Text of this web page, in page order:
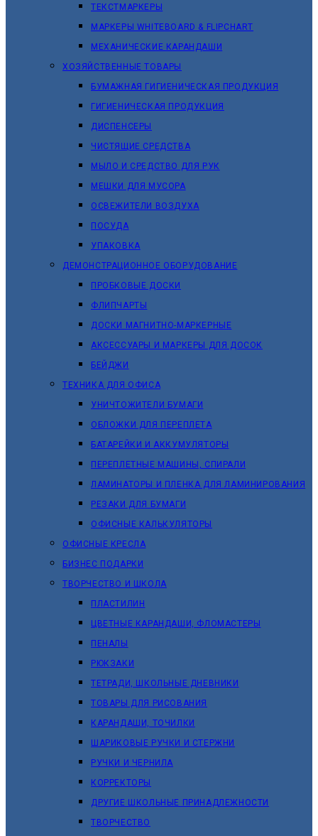
ТЕКСТМАРКЕРЫ
МАРКЕРЫ WHITEBOARD & FLIPCHART
МЕХАНИЧЕСКИЕ КАРАНДАШИ
ХОЗЯЙСТВЕННЫЕ ТОВАРЫ
БУМАЖНАЯ ГИГИЕНИЧЕСКАЯ ПРОДУКЦИЯ
ГИГИЕНИЧЕСКАЯ ПРОДУКЦИЯ
ДИСПЕНСЕРЫ
ЧИСТЯЩИЕ СРЕДСТВА
МЫЛО И СРЕДСТВО ДЛЯ РУК
МЕШКИ ДЛЯ МУСОРА
ОСВЕЖИТЕЛИ ВОЗДУХА
ПОСУДА
УПАКОВКА
ДЕМОНСТРАЦИОННОЕ ОБОРУДОВАНИЕ
ПРОБКОВЫЕ ДОСКИ
ФЛИПЧАРТЫ
ДОСКИ МАГНИТНО-МАРКЕРНЫЕ
АКСЕССУАРЫ И МАРКЕРЫ ДЛЯ ДОСОК
БЕЙДЖИ
ТЕХНИКА ДЛЯ ОФИСА
УНИЧТОЖИТЕЛИ БУМАГИ
ОБЛОЖКИ ДЛЯ ПЕРЕПЛЕТА
БАТАРЕЙКИ И АККУМУЛЯТОРЫ
ПЕРЕПЛЕТНЫЕ МАШИНЫ, СПИРАЛИ
ЛАМИНАТОРЫ И ПЛЕНКА ДЛЯ ЛАМИНИРОВАНИЯ
РЕЗАКИ ДЛЯ БУМАГИ
ОФИСНЫЕ КАЛЬКУЛЯТОРЫ
ОФИСНЫЕ КРЕСЛА
БИЗНЕС ПОДАРКИ
ТВОРЧЕСТВО И ШКОЛА
ПЛАСТИЛИН
ЦВЕТНЫЕ КАРАНДАШИ, ФЛОМАСТЕРЫ
ПЕНАЛЫ
РЮКЗАКИ
ТЕТРАДИ, ШКОЛЬНЫЕ ДНЕВНИКИ
ТОВАРЫ ДЛЯ РИСОВАНИЯ
КАРАНДАШИ, ТОЧИЛКИ
ШАРИКОВЫЕ РУЧКИ И СТЕРЖНИ
РУЧКИ И ЧЕРНИЛА
КОРРЕКТОРЫ
ДРУГИЕ ШКОЛЬНЫЕ ПРИНАДЛЕЖНОСТИ
ТВОРЧЕСТВО